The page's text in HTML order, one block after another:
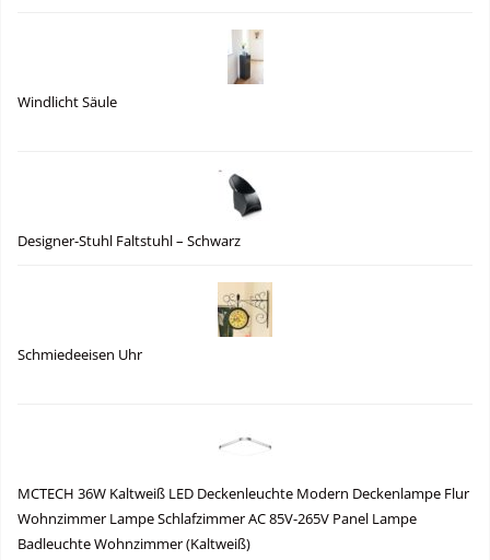
Windlicht Säule
Designer-Stuhl Faltstuhl – Schwarz
Schmiedeeisen Uhr
MCTECH 36W Kaltweiß LED Deckenleuchte Modern Deckenlampe Flur
Wohnzimmer Lampe Schlafzimmer AC 85V-265V Panel Lampe
Badleuchte Wohnzimmer (Kaltweiß)